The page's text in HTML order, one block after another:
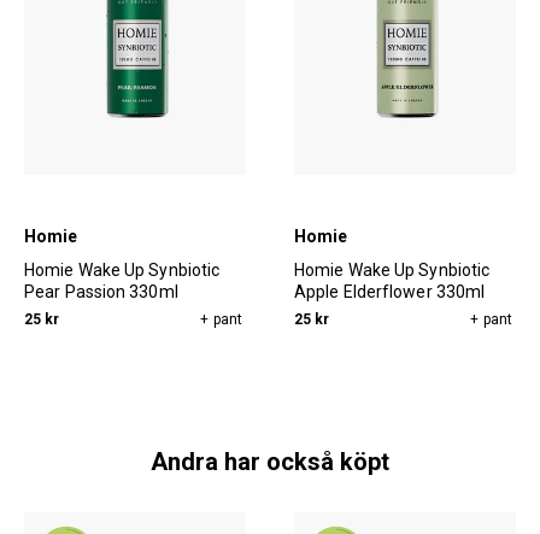
Homie
Homie Wake Up Synbiotic
Pear Passion 330ml
25 kr + pant
Homie
Homie Wake Up Synbiotic
Apple Elderflower 330ml
25 kr + pant
Andra har också köpt